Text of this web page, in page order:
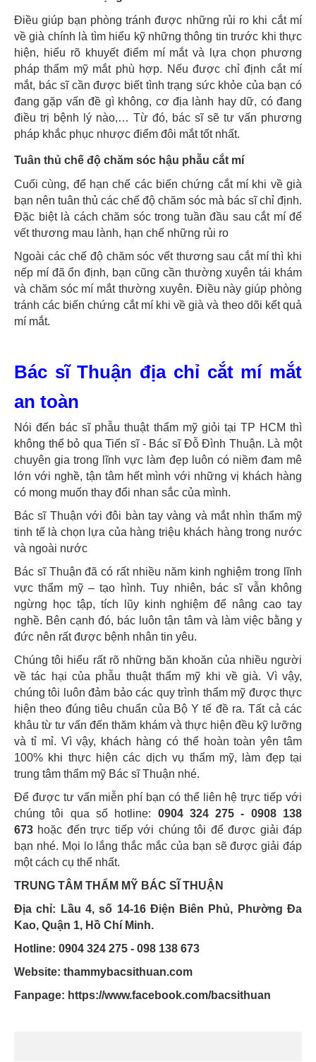
Điều giúp bạn phòng tránh được những rủi ro khi cắt mí
về già chính là tìm hiểu kỹ những thông tin trước khi thực
hiện, hiểu rõ khuyết điểm mí mắt và lựa chọn phương
pháp thẩm mỹ mắt phù hợp. Nếu được chỉ định cắt mí
mắt, bác sĩ cần được biết tình trạng sức khỏe của bạn có
đang gặp vấn đề gì không, cơ địa lành hay dữ, có đang
điều trị bệnh lý nào,… Từ đó, bác sĩ sẽ tư vấn phương
pháp khắc phục nhược điểm đôi mắt tốt nhất.
Tuân thủ chế độ chăm sóc hậu phẫu cắt mí
Cuối cùng, để hạn chế các biến chứng cắt mí khi về già
bạn nên tuân thủ các chế độ chăm sóc mà bác sĩ chỉ định.
Đặc biệt là cách chăm sóc trong tuần đầu sau cắt mí để
vết thương mau lành, hạn chế những rủi ro
Ngoài các chế độ chăm sóc vết thương sau cắt mí thì khi
nếp mí đã ổn định, bạn cũng cần thường xuyên tái khám
và chăm sóc mí mắt thường xuyên. Điều này giúp phòng
tránh các biến chứng cắt mí khi về già và theo dõi kết quả
mí mắt.
Bác sĩ Thuận địa chỉ cắt mí mắt
an toàn
Nói đến bác sĩ phẫu thuật thẩm mỹ giỏi tại TP HCM thì
không thể bỏ qua Tiến sĩ - Bác sĩ Đỗ Đình Thuận. Là một
chuyên gia trong lĩnh vực làm đẹp luôn có niềm đam mê
lớn với nghề, tận tâm hết mình với những vị khách hàng
có mong muốn thay đổi nhan sắc của mình.
Bác sĩ Thuận với đôi bàn tay vàng và mắt nhìn thẩm mỹ
tinh tế là chọn lựa của hàng triệu khách hàng trong nước
và ngoài nước
Bác sĩ Thuận đã có rất nhiều năm kinh nghiệm trong lĩnh
vực thẩm mỹ – tạo hình. Tuy nhiên, bác sĩ vẫn không
ngừng học tập, tích lũy kinh nghiệm để nâng cao tay
nghề. Bên cạnh đó, bác luôn tận tâm và làm việc bằng y
đức nên rất được bệnh nhân tin yêu.
Chúng tôi hiểu rất rõ những băn khoăn của nhiều người
về tác hại của phẫu thuật thẩm mỹ khi về già. Vì vậy,
chúng tôi luôn đảm bảo các quy trình thẩm mỹ được thực
hiện theo đúng tiêu chuẩn của Bộ Y tế đề ra. Tất cả các
khâu từ tư vấn đến thăm khám và thực hiện đều kỹ lưỡng
và tỉ mỉ. Vì vậy, khách hàng có thể hoàn toàn yên tâm
100% khi thực hiện các dịch vụ thẩm mỹ, làm đẹp tại
trung tâm thẩm mỹ Bác sĩ Thuận nhé.
Để được tư vấn miễn phí bạn có thể liên hệ trực tiếp với
chúng tôi qua số hotline: 0904 324 275 - 0908 138
673 hoặc đến trực tiếp với chúng tôi để được giải đáp
bạn nhé. Mọi lo lắng thắc mắc của bạn sẽ được giải đáp
một cách cụ thể nhất.
TRUNG TÂM THẨM MỸ BÁC SĨ THUẬN
Địa chỉ: Lầu 4, số 14-16 Điện Biên Phủ, Phường Đa
Kao, Quận 1, Hồ Chí Minh.
Hotline: 0904 324 275 - 098 138 673
Website: thammybacsithuan.com
Fanpage: https://www.facebook.com/bacsithuan